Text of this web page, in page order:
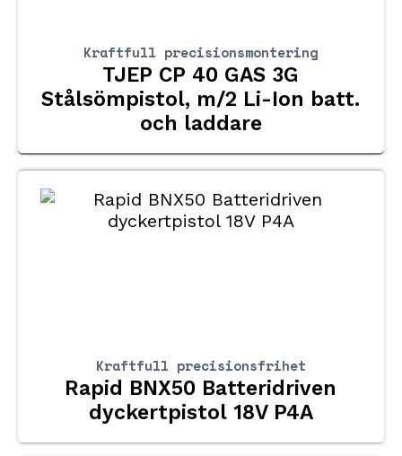
Kraftfull precisionsmontering
TJEP CP 40 GAS 3G
Stålsömpistol, m/2 Li-Ion batt.
och laddare
Kraftfull precisionsfrihet
Rapid BNX50 Batteridriven
dyckertpistol 18V P4A